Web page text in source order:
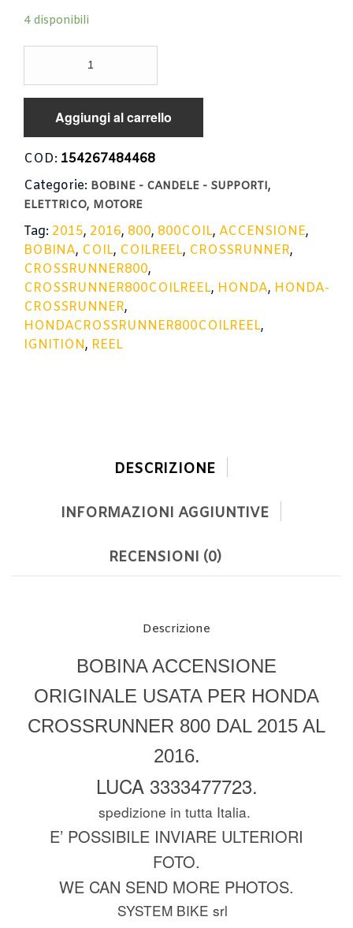
4 disponibili
ACCENSIONE
HONDA
CROSSRUNNER
2015-
2016
COIL
IGNITION
quantità
Aggiungi al carrello
COD: 154267484468
Categorie: BOBINE - CANDELE - SUPPORTI,
ELETTRICO, MOTORE
Tag: 2015, 2016, 800, 800COIL, ACCENSIONE,
BOBINA, COIL, COILREEL, CROSSRUNNER,
CROSSRUNNER800,
CROSSRUNNER800COILREEL, HONDA, HONDA-
CROSSRUNNER,
HONDACROSSRUNNER800COILREEL,
IGNITION, REEL
DESCRIZIONE
INFORMAZIONI AGGIUNTIVE
RECENSIONI (0)
Descrizione
BOBINA ACCENSIONE
ORIGINALE USATA PER HONDA
CROSSRUNNER 800 DAL 2015 AL
2016.
LUCA 3333477723.
spedizione in tutta Italia.
E’ POSSIBILE INVIARE ULTERIORI
FOTO.
WE CAN SEND MORE PHOTOS.
SYSTEM BIKE srl